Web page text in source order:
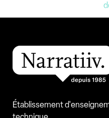
Établissement